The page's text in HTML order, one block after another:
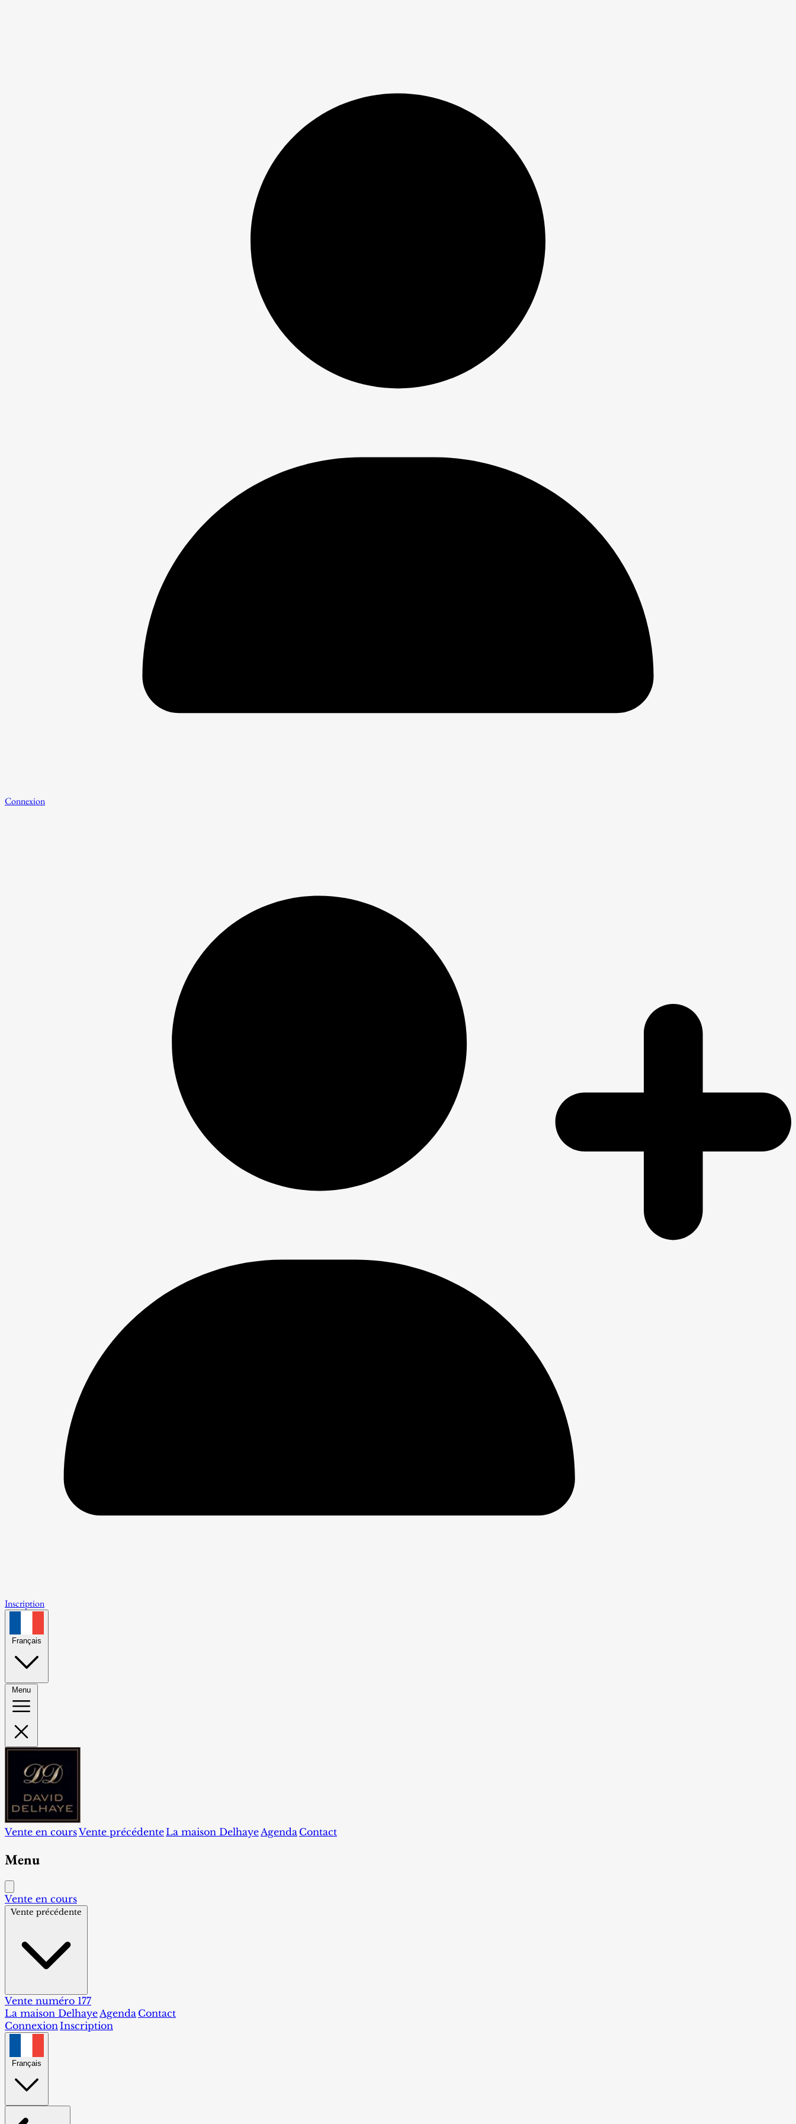
Connexion
Inscription
Français
Menu
Vente en coursVente précédente La maison Delhaye Agenda Contact
Menu
Vente en cours
Vente précédente
Vente numéro 177
La maison DelhayeAgenda Contact
ConnexionInscription
Français